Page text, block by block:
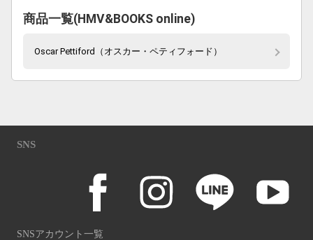
商品一覧(HMV&BOOKS online)
Oscar Pettiford（オスカー・ペティフォード）
SNS
SNSアカウント一覧